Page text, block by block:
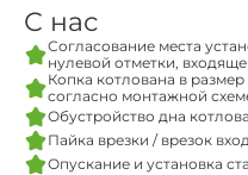
С нас
Согласование места
нулевой отметки,
Копка котлована в
согласно монтажной
Обустройство дна
Пайка врезки / врезок
Опускание и установка